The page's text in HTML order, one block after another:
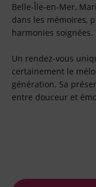
Belle-Île-en-Mer,
dans les mémoires,
harmonies soignées.
Un rendez-vous
certainement le
génération. Sa
entre douceur et